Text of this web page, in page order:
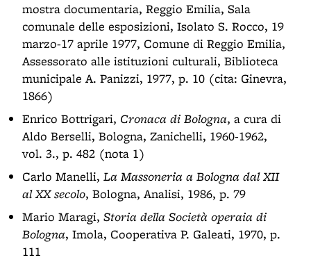
mostra documentaria, Reggio Emilia, Sala
comunale delle esposizioni, Isolato S. Rocco, 19
marzo-17 aprile 1977, Comune di Reggio Emilia,
Assessorato alle istituzioni culturali, Biblioteca
municipale A. Panizzi, 1977, p. 10 (cita: Ginevra,
1866)
Enrico Bottrigari, Cronaca di Bologna, a cura di
Aldo Berselli, Bologna, Zanichelli, 1960-1962,
vol. 3., p. 482 (nota 1)
Carlo Manelli, La Massoneria a Bologna dal XII
al XX secolo, Bologna, Analisi, 1986, p. 79
Mario Maragi, Storia della Società operaia di
Bologna, Imola, Cooperativa P. Galeati, 1970, p.
111